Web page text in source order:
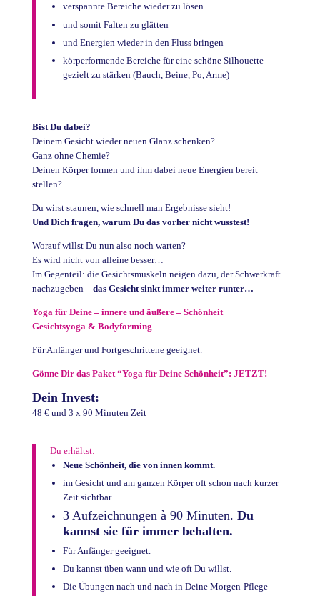
verspannte Bereiche wieder zu lösen
und somit Falten zu glätten
und Energien wieder in den Fluss bringen
körperformende Bereiche für eine schöne Silhouette
gezielt zu stärken (Bauch, Beine, Po, Arme)
Bist Du dabei?
Deinem Gesicht wieder neuen Glanz schenken?
Ganz ohne Chemie?
Deinen Körper formen und ihm dabei neue Energien bereit
stellen?
Du wirst staunen, wie schnell man Ergebnisse sieht!
Und Dich fragen, warum Du das vorher nicht wusstest!
Worauf willst Du nun also noch warten?
Es wird nicht von alleine besser…
Im Gegenteil: die Gesichtsmuskeln neigen dazu, der Schwerkraft
nachzugeben – das Gesicht sinkt immer weiter runter…
Yoga für Deine – innere und äußere – Schönheit
Gesichtsyoga & Bodyforming
Für Anfänger und Fortgeschrittene geeignet.
Gönne Dir das Paket “Yoga für Deine Schönheit”: JETZT!
Dein Invest:
48 € und 3 x 90 Minuten Zeit
Du erhältst:
Neue Schönheit, die von innen kommt.
im Gesicht und am ganzen Körper oft schon nach kurzer
Zeit sichtbar.
3 Aufzeichnungen à 90 Minuten. Du
kannst sie für immer behalten.
Für Anfänger geeignet.
Du kannst üben wann und wie oft Du willst.
Die Übungen nach und nach in Deine Morgen-Pflege-